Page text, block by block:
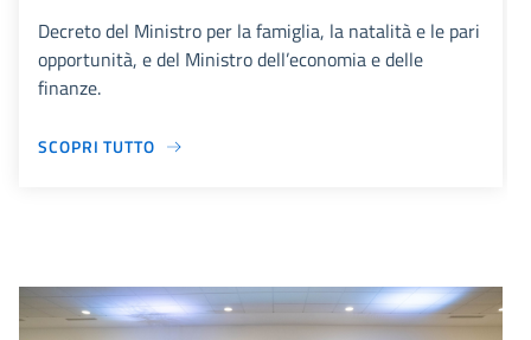
Decreto del Ministro per la famiglia, la natalità e le pari
opportunità, e del Ministro dell’economia e delle
finanze.
SCOPRI TUTTO